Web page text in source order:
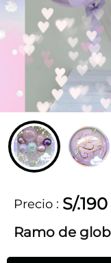
Precio : S/.190
Ramo de